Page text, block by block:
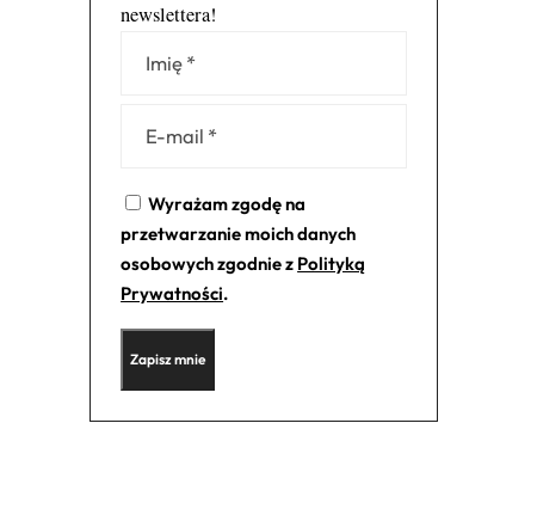
newslettera!
Wyrażam zgodę na
przetwarzanie moich danych
osobowych zgodnie z Polityką
Prywatności.
Alternative: